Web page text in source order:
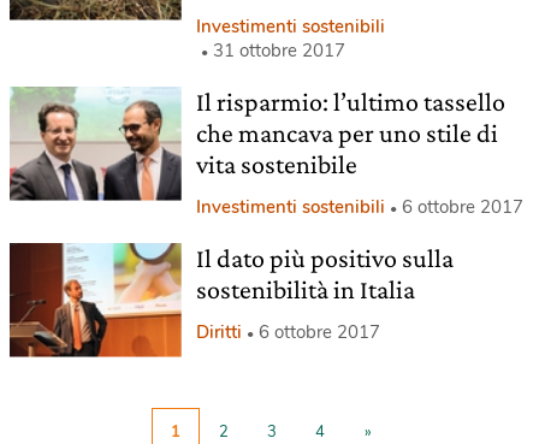
Investimenti sostenibili
31 ottobre 2017
Il risparmio: l’ultimo tassello
che mancava per uno stile di
vita sostenibile
Investimenti sostenibili 6 ottobre 2017
Il dato più positivo sulla
sostenibilità in Italia
Diritti 6 ottobre 2017
1 2 3 4 »